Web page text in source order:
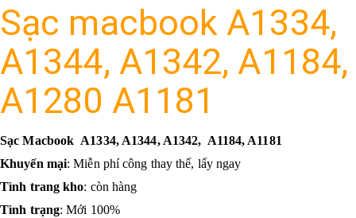
Sạc macbook A1334,
A1344, A1342, A1184,
A1280 A1181
Sạc Macbook A1334, A1344, A1342, A1184, A1181
Khuyến mại: Miễn phí công thay thế, lấy ngay
Tình trang kho: còn hàng
Tình trạng: Mới 100%